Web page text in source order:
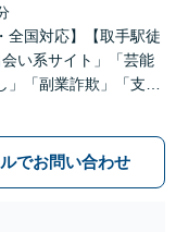
全国対応】【取手駅徒
い系サイト」「芸能
」「副業詐欺」「支援
雇い止め・残業代未払
全成功報酬制】【相談
でお問い合わせ